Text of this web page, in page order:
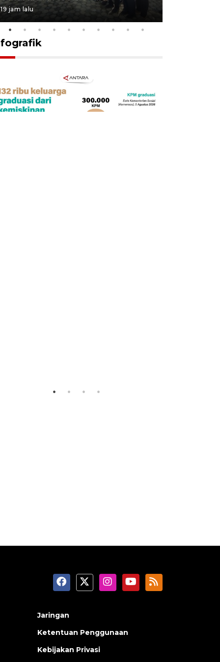
19 jam lalu
Jaringan
Ketentuan Penggunaan
Kebijakan Privasi